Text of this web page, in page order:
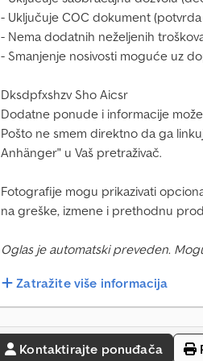
- Uključuje COC dokument
- Nema dodatnih neželjenih
- Smanjenje nosivosti moguće uz
Dksdpfxshzv Sho Aicsr
Dodatne ponude i informacije
Pošto ne smem direktno da ga
Anhänger" u Vaš pretraživač.
Fotografije mogu prikazivati
na greške, izmene i prethodnu
Oglas je automatski preveden.
Zatražite više informacija
Kontaktirajte ponuđača